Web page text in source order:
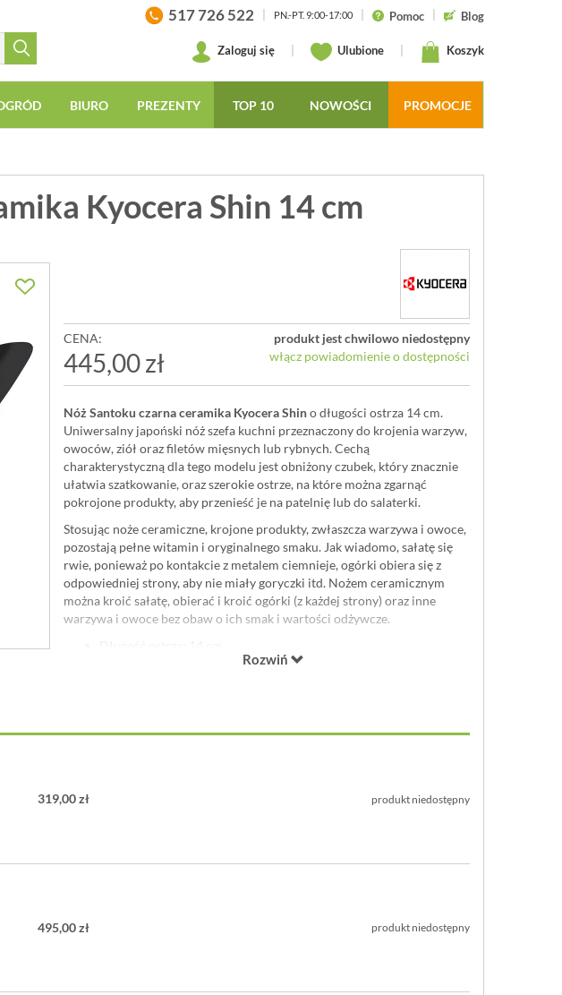
517 726 522 PN.-PT. 9:00-17:00 Pomoc Blog
Zaloguj się Ulubione Koszyk
BIURO PREZENTY TOP 10 NOWOŚCI PROMOCJE
Kyocera Shin 14 cm
CENA:
445,00 zł
produkt jest chwilowo niedostępny
włącz powiadomienie o dostępności
Nóż Santoku czarna ceramika Kyocera Shino długości ostrza 14 cm.
Uniwersalny japoński nóż szefa kuchni przeznaczony do krojenia warzyw,
owoców, ziół oraz filetów mięsnych lub rybnych. Cechą
charakterystyczną dla tego modelu jest obniżony czubek, który znacznie
ułatwia szatkowanie, oraz szerokie ostrze, na które można zgarnąć
pokrojone produkty, aby przenieść je na patelnię lub do salaterki.
Stosując nożeceramiczne, krojone produkty, zwłaszcza warzywa i owoce,
pozostają pełne witamin i oryginalnego smaku. Jak wiadomo, sałatę się
rwie, ponieważ po kontakcie z metalem ciemnieje, ogórki obiera się z
odpowiedniej strony, aby nie miały goryczki itd. Nożem ceramicznym
można kroić sałatę, obierać i kroić ogórki (z każdej strony) oraz inne
warzywa i owoce bez obaw o ich smak i wartości odżywcze.
Rękojeść: tworzywo sztuczne
Rozwiń
319,00 zł produkt niedostępny
495,00 zł produkt niedostępny